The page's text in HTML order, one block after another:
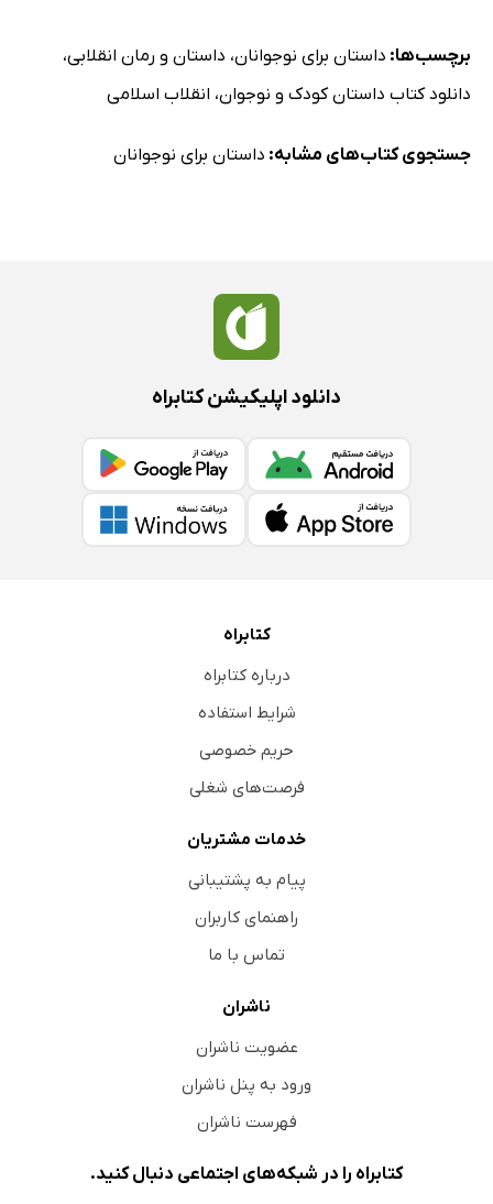
برچسب‌ها: داستان برای نوجوانان، داستان و رمان انقلابی،
دانلود کتاب داستان کودک و نوجوان، انقلاب اسلامی
جستجوی کتاب‌های مشابه: داستان برای نوجوانان
دانلود اپلیکیشن کتابراه
کتابراه
درباره کتابراه
شرایط استفاده
حریم خصوصی
فرصت‌های شغلی
خدمات مشتریان
پیام به پشتیبانی
راهنمای کاربران
تماس با ما
ناشران
عضویت ناشران
ورود به پنل ناشران
فهرست ناشران
کتابراه را در شبکه‌های اجتماعی دنبال کنید.